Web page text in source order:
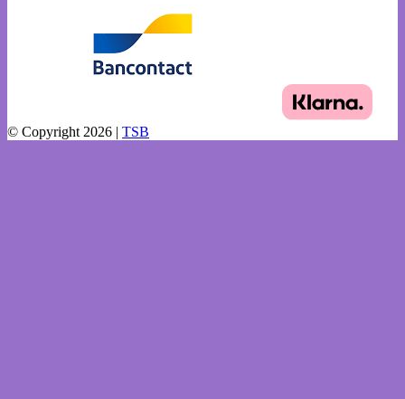
© Copyright 2026 | TSB